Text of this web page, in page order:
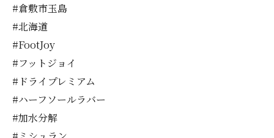
#倉敷市玉島
#北海道
#FootJoy
#フットジョイ
#ドライプレミアム
#ハーフソールラバー
#加水分解